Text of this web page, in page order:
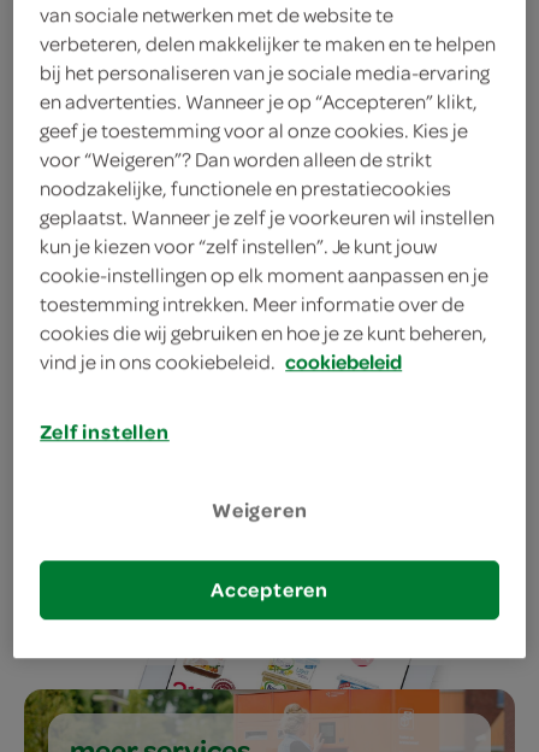
bestellen
The Tosti Club
bestellen
pizza's
bestellen
aanbiedingen
bestellen
van sociale netwerken met de website te
verbeteren, delen makkelijker te maken en te helpen
bij het personaliseren van je sociale media-ervaring
en advertenties. Wanneer je op “Accepteren” klikt,
geef je toestemming voor al onze cookies. Kies je
voor “Weigeren”? Dan worden alleen de strikt
noodzakelijke, functionele en prestatiecookies
geplaatst. Wanneer je zelf je voorkeuren wil instellen
kun je kiezen voor “zelf instellen”. Je kunt jouw
cookie-instellingen op elk moment aanpassen en je
toestemming intrekken. Meer informatie over de
cookies die wij gebruiken en hoe je ze kunt beheren,
vind je in ons cookiebeleid. cookiebeleid
Zelf instellen
Weigeren
Accepteren